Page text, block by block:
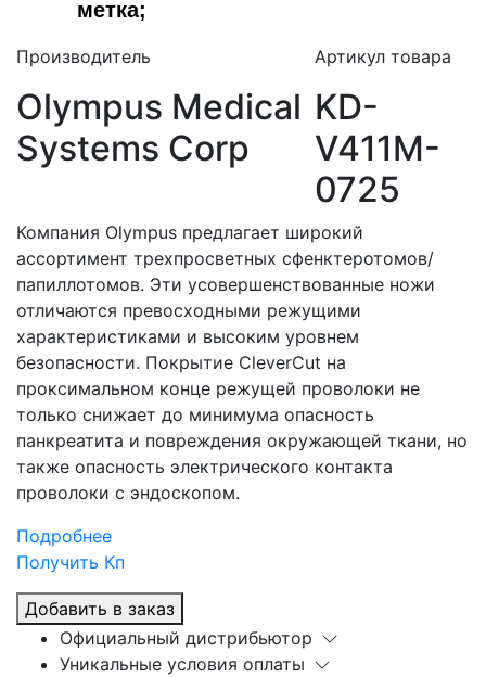
метка;
Производитель
Olympus Medical
Systems Corp
Артикул товара
KD-
V411M-
0725
Компания Olympus предлагает широкий
ассортимент трехпросветных сфенктеротомов/
папиллотомов. Эти усовершенствованные ножи
отличаются превосходными режущими
характеристиками и высоким уровнем
безопасности. Покрытие CleverCut на
проксимальном конце режущей проволоки не
только снижает до минимума опасность
панкреатита и повреждения окружающей ткани, но
также опасность электрического контакта
проволоки с эндоскопом.
Подробнее
Получить Кп
Добавить в заказ
Официальный дистрибьютор
Уникальные условия оплаты